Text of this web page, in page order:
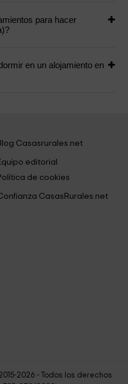
para hacer
en un alojamiento en
Casasrurales.net
editorial
de cookies
CasasRurales.net
2026 - Todos los derechos